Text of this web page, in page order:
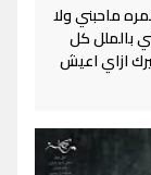
ماحبني ولا
بالملل كل
ازاي اعيش